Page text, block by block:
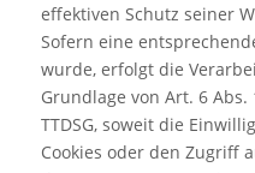
effektiven Schutz seiner
Sofern eine
wurde, erfolgt die
Grundlage von Art. 6 Abs.
TTDSG, soweit die
Cookies oder den Zugriff